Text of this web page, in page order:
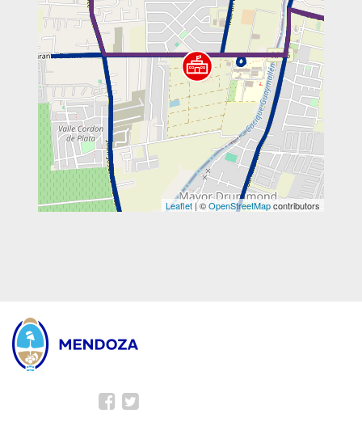
Leaflet | ©OpenStreetMapcontributors